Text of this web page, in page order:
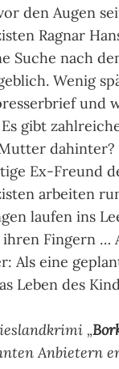
den Augen
Ragnar
Suche nach
Wenig
und
gibt
dahinter?
Ex-Freund
arbeiten
laufen ins
ihren Fingern …
Als eine
Leben des
„
Anbietern